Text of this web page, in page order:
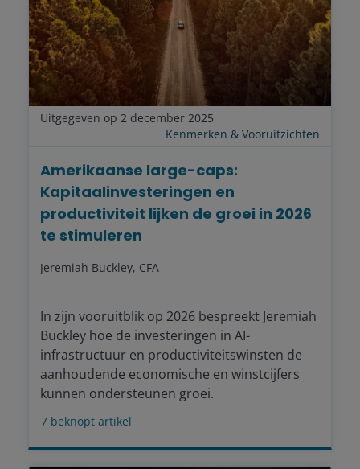
Uitgegeven op 2 december 2025
Kenmerken & Vooruitzichten
Amerikaanse large-caps:
Kapitaalinvesteringen en
productiviteit lijken de groei in 2026
te stimuleren
Jeremiah Buckley, CFA
In zijn vooruitblik op 2026 bespreekt Jeremiah
Buckley hoe de investeringen in AI-
infrastructuur en productiviteitswinsten de
aanhoudende economische en winstcijfers
kunnen ondersteunen groei.
7 beknopt artikel